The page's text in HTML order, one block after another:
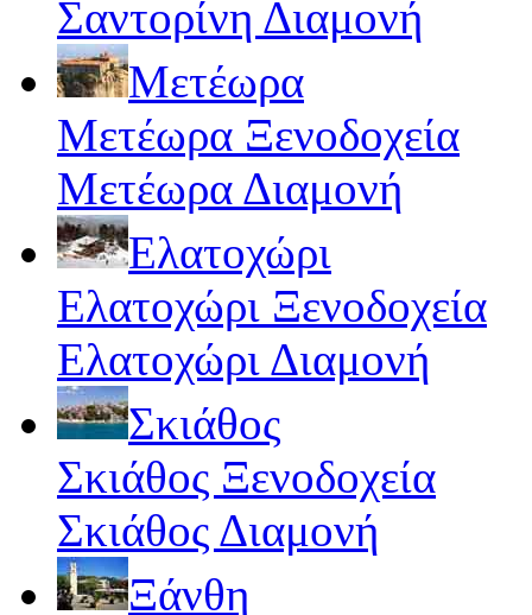
Σαντορίνη Διαμονή
Μετέωρα
Μετέωρα Ξενοδοχεία
Μετέωρα Διαμονή
Ελατοχώρι
Ελατοχώρι Ξενοδοχεία
Ελατοχώρι Διαμονή
Σκιάθος
Σκιάθος Ξενοδοχεία
Σκιάθος Διαμονή
Ξάνθη